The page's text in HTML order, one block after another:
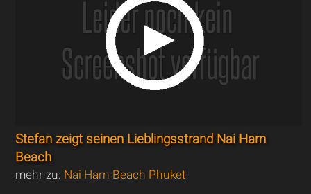
Stefan zeigt seinen Lieblingsstrand Nai Harn
Beach
mehr zu: Nai Harn Beach Phuket